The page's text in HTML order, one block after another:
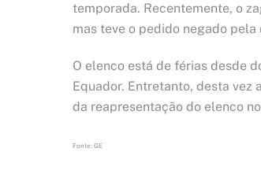
temporada. Recentemente, o
mas teve o pedido negado pela
O elenco está de férias desde
Equador. Entretanto, desta vez
da reapresentação do elenco
Fonte: GE